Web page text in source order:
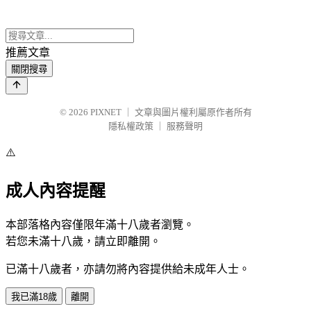
推薦文章
關閉搜尋
© 2026 PIXNET
文章與圖片權利屬原作者所有
隱私權政策
服務聲明
⚠️
成人內容提醒
本部落格內容僅限年滿十八歲者瀏覽。
若您未滿十八歲，請立即離開。
已滿十八歲者，亦請勿將內容提供給未成年人士。
我已滿18歲 離開